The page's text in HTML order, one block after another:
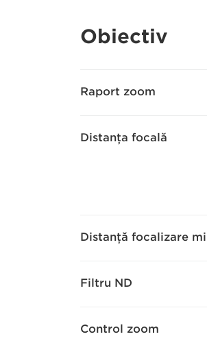
Obiectiv
Raport zoom
Distanţa focală
Distanţă focalizare
Filtru ND
Control zoom